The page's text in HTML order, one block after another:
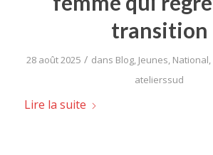
transition
28 août 2025 / dans Blog, Jeunes, National,
atelierssud
Lire la suite